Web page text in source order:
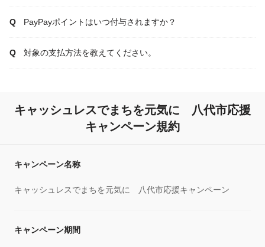
PayPayポイントはいつ付与されますか？
対象の支払方法を教えてください。
キャッシュレスでまちを元気に 八代市応援
キャンペーン規約
キャンペーン名称
キャッシュレスでまちを元気に 八代市応援キャンペーン
キャンペーン期間